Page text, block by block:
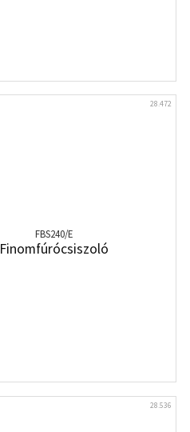
28.472
FBS240/E
Finomfúrócsiszoló
28.536